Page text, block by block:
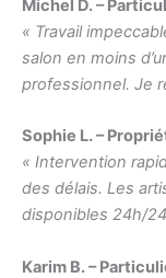
Michel D. –
« Travail
salon en moins
professionnel. Je
Sophie L. –
« Intervention
des délais. Les
disponibles 24h/
Karim B. –